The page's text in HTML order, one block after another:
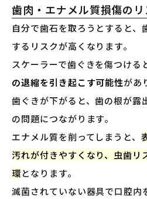
歯肉・エナメル質損傷のリ
自分で歯石を取ろうとすると、
するリスクが高くなります。
スケーラーで歯ぐきを傷つける
の退縮を引き起こす可能性があ
歯ぐきが下がると、歯の根が露
の問題につながります。
エナメル質を削ってしまうと、
汚れが付きやすくなり、虫歯リ
環となります。
滅菌されていない器具で口腔内